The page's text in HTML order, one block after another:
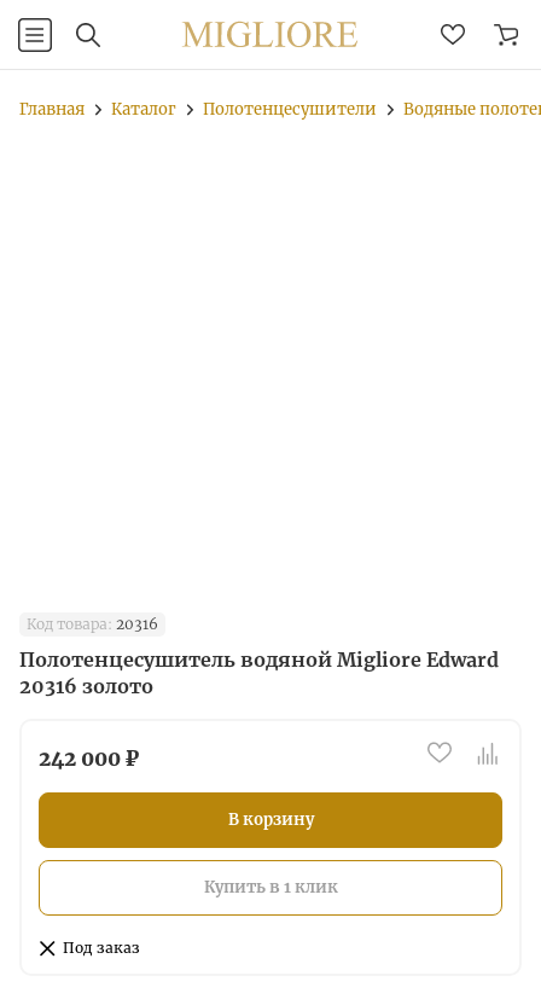
Главная Каталог Полотенцесушители Водяные
Код товара: 20316
Полотенцесушитель водяной Migliore Edward
20316 золото
242 000 ₽
В корзину
Купить в 1 клик
Под заказ